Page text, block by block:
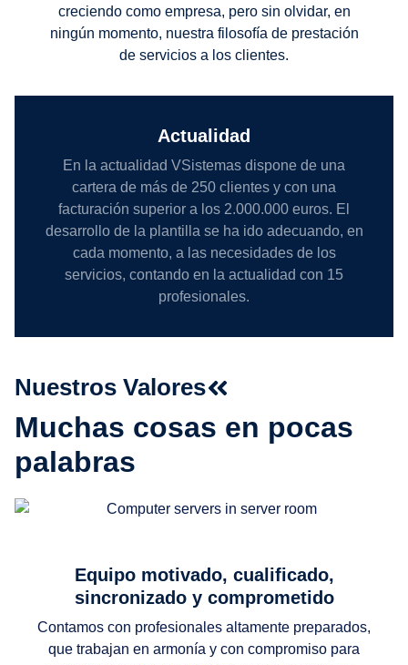
creciendo como empresa, pero sin olvidar, en
ningún momento, nuestra filosofía de prestación
de servicios a los clientes.
Actualidad
En la actualidad VSistemas dispone de una
cartera de más de 250 clientes y con una
facturación superior a los 2.000.000 euros. El
desarrollo de la plantilla se ha ido adecuando, en
cada momento, a las necesidades de los
servicios, contando en la actualidad con 15
profesionales.
Equipo motivado, cualificado,
sincronizado y comprometido
Contamos con profesionales altamente preparados,
que trabajan en armonía y con compromiso para
Nuestros Valores
Muchas cosas en pocas
palabras